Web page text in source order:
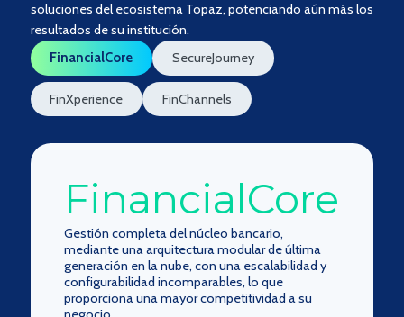
soluciones del ecosistema Topaz, potenciando aún más los
resultados de su institución.
FinancialCore
SecureJourney
FinXperience FinChannels
FinancialCore
Gestión completa del núcleo bancario,
mediante una arquitectura modular de última
generación en la nube, con una escalabilidad y
configurabilidad incomparables, lo que
proporciona una mayor competitividad a su